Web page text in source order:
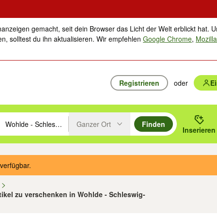
gemacht, seit dein Browser das Licht der Welt erblickt hat.
solltest du ihn aktualisieren. Wir empfehlenGoogle Chrome,
Registrieren oder
mit den Pfeiltasten nach oben/unten durchsuchen und mit
oder Ort eingeben. Eingabetaste drücken um zu suchen, oder
Ganzer Ort
Finden
Inserieren
zu verschenken in Wohlde - Schleswig-